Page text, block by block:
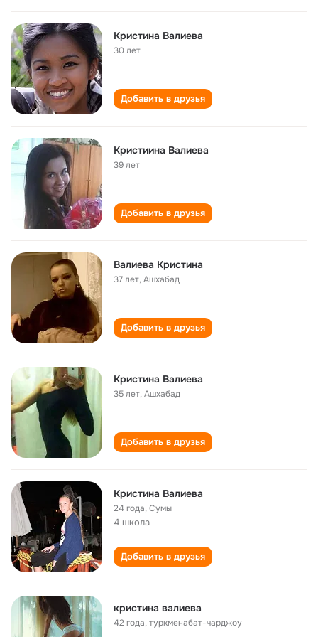
Кристина Валиева
30 лет
Добавить в друзья
Кристиина Валиева
39 лет
Добавить в друзья
Валиева Кристина
37 лет,Ашхабад
Добавить в друзья
Кристина Валиева
35 лет,Ашхабад
Добавить в друзья
Кристина Валиева
24 года,Сумы
4 школа
Добавить в друзья
кристина валиева
42 года,туркменабат-чарджоу